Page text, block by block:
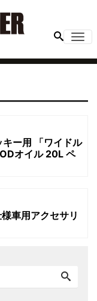
ー用 「ワイドル
オイル 20L ペ
車用アクセサリ